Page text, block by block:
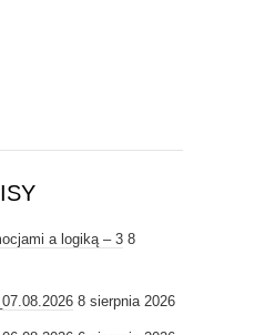
a logiką – 3 8
8 sierpnia 2026